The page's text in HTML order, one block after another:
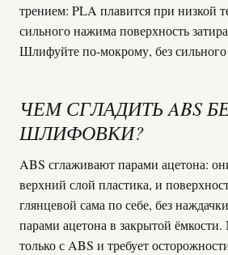
трением: PLA плавится при низкой
сильного нажима поверхность
Шлифуйте по-мокрому, без
ЧЕМ СГЛАДИТЬ ABS
ШЛИФОВКИ?
ABS сглаживают парами ацетона:
верхний слой пластика, и
глянцевой сама по себе, без
парами ацетона в закрытой ёмкости.
только с ABS и требует